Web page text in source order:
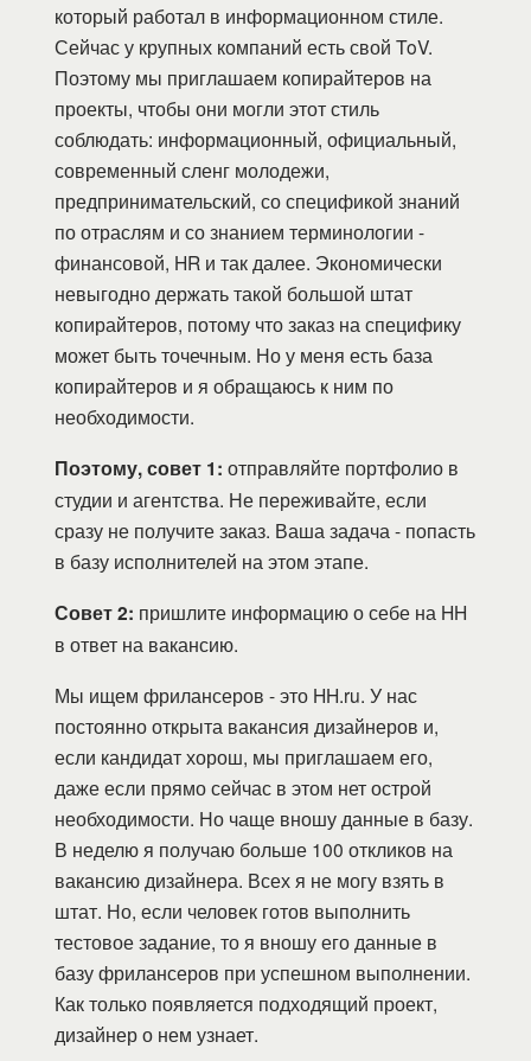
который работал в информационном стиле.
Сейчас у крупных компаний есть свой ToV.
Поэтому мы приглашаем копирайтеров на
проекты, чтобы они могли этот стиль
соблюдать: информационный, официальный,
современный сленг молодежи,
предпринимательский, со спецификой знаний
по отраслям и со знанием терминологии -
финансовой, HR и так далее. Экономически
невыгодно держать такой большой штат
копирайтеров, потому что заказ на специфику
может быть точечным. Но у меня есть база
копирайтеров и я обращаюсь к ним по
необходимости.
Поэтому, совет 1: отправляйте портфолио в
студии и агентства. Не переживайте, если
сразу не получите заказ. Ваша задача - попасть
в базу исполнителей на этом этапе.
Совет 2: пришлите информацию о себе на HH
в ответ на вакансию.
Мы ищем фрилансеров - это HH.ru. У нас
постоянно открыта вакансия дизайнеров и,
если кандидат хорош, мы приглашаем его,
даже если прямо сейчас в этом нет острой
необходимости. Но чаще вношу данные в базу.
В неделю я получаю больше 100 откликов на
вакансию дизайнера. Всех я не могу взять в
штат. Но, если человек готов выполнить
тестовое задание, то я вношу его данные в
базу фрилансеров при успешном выполнении.
Как только появляется подходящий проект,
дизайнер о нем узнает.